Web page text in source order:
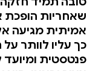
שאחריות הופכת
אמיתית מגיעה
כך עליו לוותר
פנטסטית ומיועד